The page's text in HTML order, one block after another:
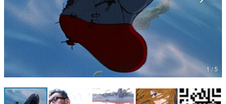
カテゴリ
特集記事
アプリレビュー
1 / 5